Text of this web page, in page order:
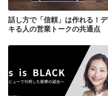
話し方で「信頼」は作れる！デ
キる人の営業トークの共通点